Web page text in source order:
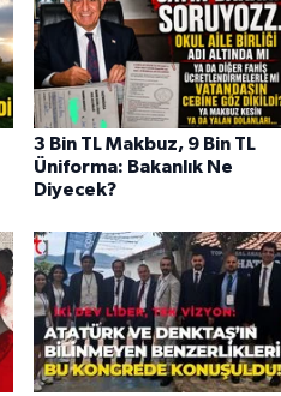
3 Bin TL Makbuz, 9 Bin TL
Üniforma: Bakanlık Ne
Diyecek?